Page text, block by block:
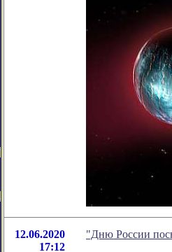
12.06.2020
17:12
"Дню России